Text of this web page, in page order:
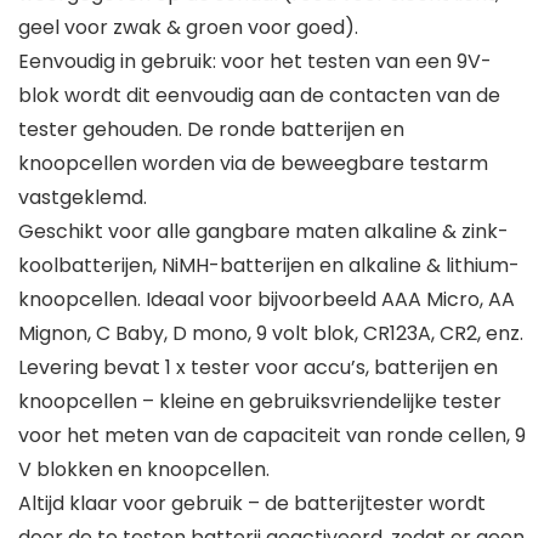
geel voor zwak & groen voor goed).
Eenvoudig in gebruik: voor het testen van een 9V-
blok wordt dit eenvoudig aan de contacten van de
tester gehouden. De ronde batterijen en
knoopcellen worden via de beweegbare testarm
vastgeklemd.
Geschikt voor alle gangbare maten alkaline & zink-
koolbatterijen, NiMH-batterijen en alkaline & lithium-
knoopcellen. Ideaal voor bijvoorbeeld AAA Micro, AA
Mignon, C Baby, D mono, 9 volt blok, CR123A, CR2, enz.
Levering bevat 1 x tester voor accu’s, batterijen en
knoopcellen – kleine en gebruiksvriendelijke tester
voor het meten van de capaciteit van ronde cellen, 9
V blokken en knoopcellen.
Altijd klaar voor gebruik – de batterijtester wordt